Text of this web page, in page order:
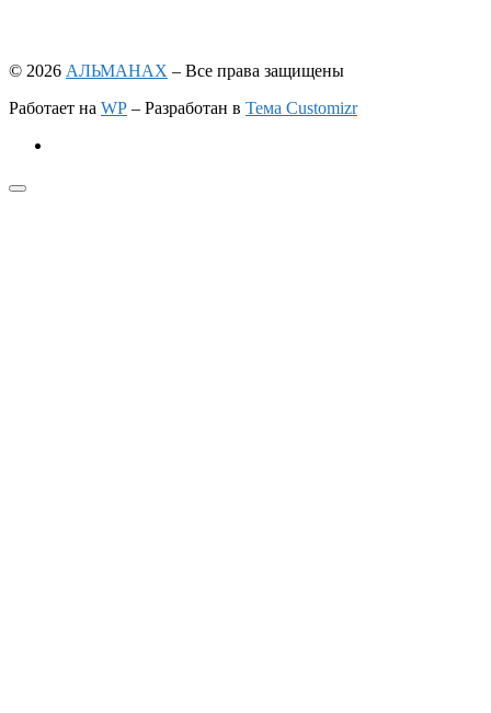
© 2026 АЛЬМАНАХ – Все права защищены
Работает на WP – Разработан в Тема Customizr